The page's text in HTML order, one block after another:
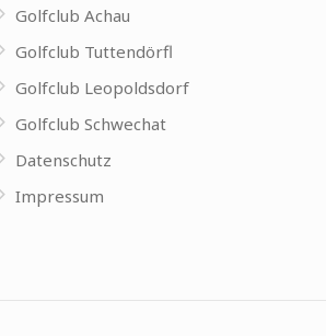
Golfclub Achau
Golfclub Tuttendörfl
Golfclub Leopoldsdorf
Golfclub Schwechat
Datenschutz
Impressum